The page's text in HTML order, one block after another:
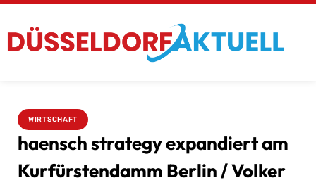
WIRTSCHAFT
haensch strategy expandiert am
Kurfürstendamm Berlin / Volker